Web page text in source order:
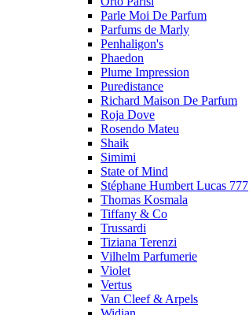
Parle Moi De Parfum
Parfums de Marly
Penhaligon's
Phaedon
Plume Impression
Puredistance
Richard Maison De Parfum
Roja Dove
Rosendo Mateu
Shaik
Simimi
State of Mind
Stéphane Humbert Lucas 777
Thomas Kosmala
Tiffany & Co
Trussardi
Tiziana Terenzi
Vilhelm Parfumerie
Violet
Vertus
Van Cleef & Arpels